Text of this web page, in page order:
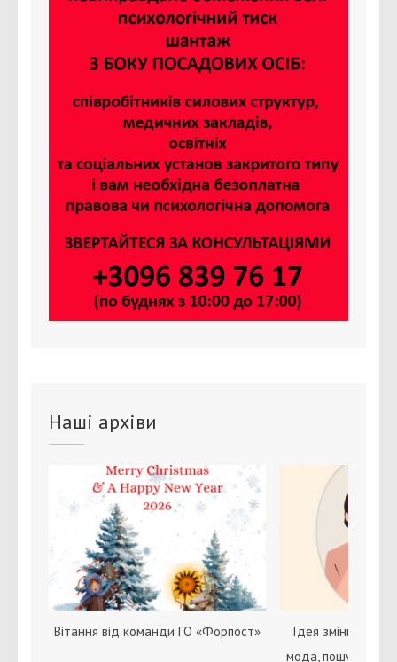
Наші архіви
Вітання від команди ГО «Форпост»
Ідея зміни статі
мода, пошук себе